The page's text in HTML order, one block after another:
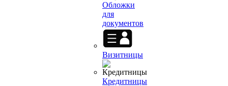
Обложки
для
документов
Визитницы
Кредитницы